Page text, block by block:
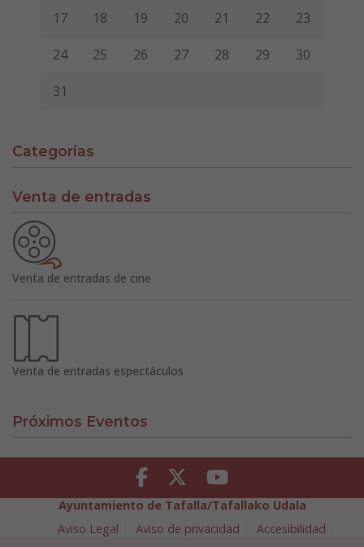
17 18 19 20 21 22 23
24 25 26 27 28 29 30
31
Categorías
Venta de entradas
Venta de entradas de cine
Venta de entradas espectáculos
Próximos Eventos
Facebook Twitter Youtube
Ayuntamiento de Tafalla/Tafallako Udala
Aviso Legal
Aviso de privacidad
Accesibilidad